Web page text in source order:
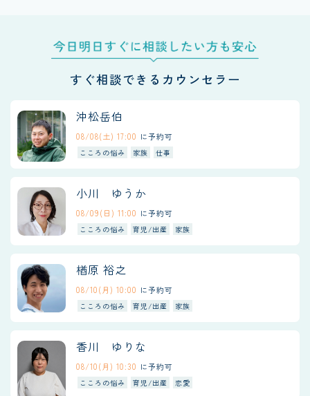
すぐ相談できるカウンセラー
沖松岳伯
08/08(土) 17:00 に予約可
こころの悩み 家族 仕事
小川 ゆうか
08/09(日) 11:00 に予約可
こころの悩み 育児/出産 家族
楢原 裕之
08/10(月) 10:00 に予約可
こころの悩み 育児/出産 家族
香川 ゆりな
08/10(月) 10:30 に予約可
こころの悩み 育児/出産 恋愛